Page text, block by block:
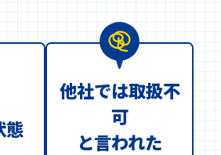
態
他社では取扱不
可
と言われた